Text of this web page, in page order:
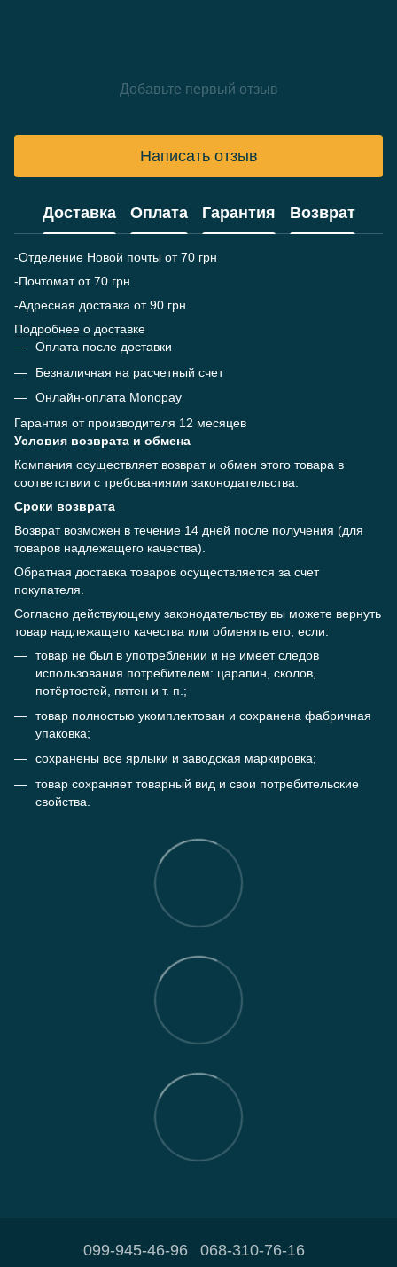
Добавьте первый отзыв
Написать отзыв
Доставка Оплата Гарантия Возврат
-Отделение Новой почты от 70 грн
-Почтомат от 70 грн
-Адресная доставка от 90 грн
Подробнее о доставке
Оплата после доставки
Безналичная на расчетный счет
Онлайн-оплата Monopay
Гарантия от производителя 12 месяцев
Условия возврата и обмена
Компания осуществляет возврат и обмен этого товара в
соответствии с требованиями законодательства.
Сроки возврата
Возврат возможен в течение 14 дней после получения (для
товаров надлежащего качества).
Обратная доставка товаров осуществляется за счет
покупателя.
Согласно действующему законодательству вы можете вернуть
товар надлежащего качества или обменять его, если:
товар не был в употреблении и не имеет следов
использования потребителем: царапин, сколов,
потёртостей, пятен и т. п.;
товар полностью укомплектован и сохранена фабричная
упаковка;
сохранены все ярлыки и заводская маркировка;
товар сохраняет товарный вид и свои потребительские
свойства.
099-945-46-96 068-310-76-16